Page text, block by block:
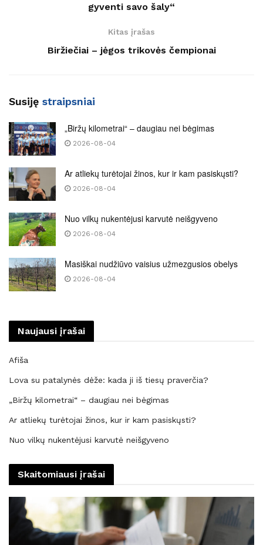
gyventi savo šaly“
Kitas įrašas
Biržiečiai – jėgos trikovės čempionai
Susiję straipsniai
„Biržų kilometrai“ – daugiau nei bėgimas
2026-08-04
Ar atliekų turėtojai žinos, kur ir kam pasiskųsti?
2026-08-04
Nuo vilkų nukentėjusi karvutė neišgyveno
2026-08-04
Masiškai nudžiūvo vaisius užmezgusios obelys
2026-08-04
Naujausi įrašai
Afiša
Lova su patalynės dėže: kada ji iš tiesų praverčia?
„Biržų kilometrai“ – daugiau nei bėgimas
Ar atliekų turėtojai žinos, kur ir kam pasiskųsti?
Nuo vilkų nukentėjusi karvutė neišgyveno
Skaitomiausi įrašai